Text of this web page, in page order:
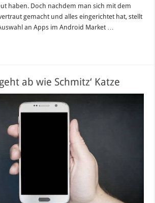
haben. Doch nachdem man sich mit dem
gemacht und alles eingerichtet hat, stellt
an Apps im Android Market …
ab wie Schmitz‘ Katze